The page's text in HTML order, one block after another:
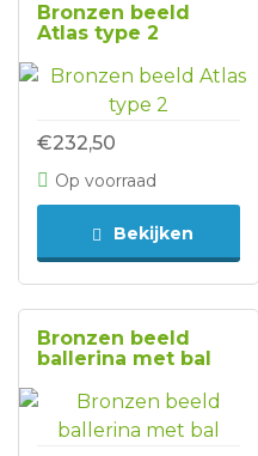
Bronzen beeld
Atlas type 2
€232,50
Op voorraad
Bekijken
Bronzen beeld
ballerina met bal